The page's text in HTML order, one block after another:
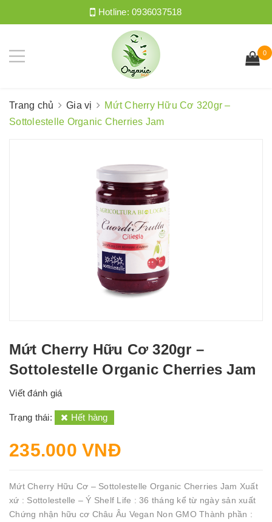
Hotline:0936037518
0
Trang chủ Gia vị
Mứt Cherry Hữu Cơ 320gr –
Sottolestelle Organic Cherries Jam
Mứt Cherry Hữu Cơ 320gr –
Sottolestelle Organic Cherries Jam
Viết đánh giá
Trạng thái: Hết hàng
235.000 VNĐ
Mứt Cherry Hữu Cơ – Sottolestelle Organic Cherries Jam Xuất
xứ : Sottolestelle – Ý Shelf Life : 36 tháng kể từ ngày sản xuất
Chứng nhận hữu cơ Châu Âu Vegan Non GMO Thành phần :